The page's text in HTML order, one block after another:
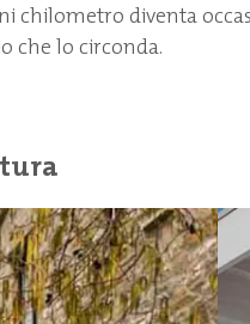
chilometro diventa
che lo circonda.